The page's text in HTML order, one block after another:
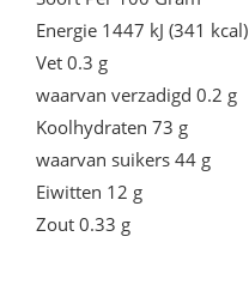
Energie 1447 kJ (341 kcal)
Vet 0.3 g
waarvan verzadigd 0.2 g
Koolhydraten 73 g
waarvan suikers 44 g
Eiwitten 12 g
Zout 0.33 g